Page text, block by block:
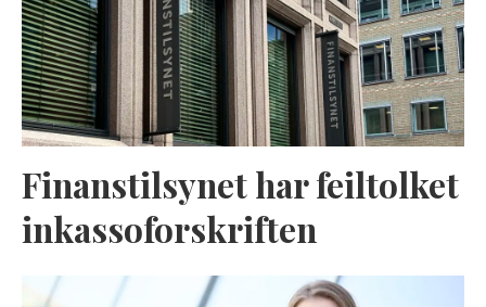
Finanstilsynet har feiltolket
inkassoforskriften